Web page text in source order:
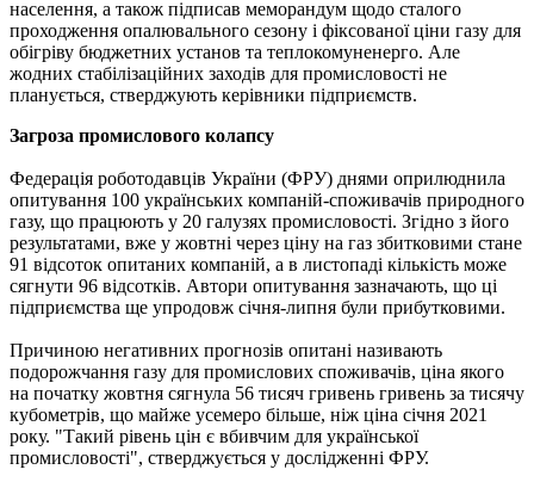
населення, а також підписав меморандум щодо сталого
проходження опалювального сезону і фіксованої ціни газу для
обігріву бюджетних установ та теплокомуненерго. Але
жодних стабілізаційних заходів для промисловості не
планується, стверджують керівники підприємств.
Загроза промислового колапсу
Федерація роботодавців України (ФРУ) днями оприлюднила
опитування 100 українських компаній-споживачів природного
газу, що працюють у 20 галузях промисловості. Згідно з його
результатами, вже у жовтні через ціну на газ збитковими стане
91 відсоток опитаних компаній, а в листопаді кількість може
сягнути 96 відсотків. Автори опитування зазначають, що ці
підприємства ще упродовж січня-липня були прибутковими.
Причиною негативних прогнозів опитані називають
подорожчання газу для промислових споживачів, ціна якого
на початку жовтня сягнула 56 тисяч гривень гривень за тисячу
кубометрів, що майже усемеро більше, ніж ціна січня 2021
року. "Такий рівень цін є вбивчим для української
промисловості", стверджується у дослідженні ФРУ.